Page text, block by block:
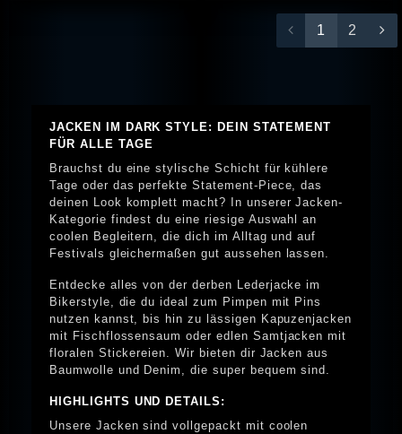
1 2
JACKEN IM DARK STYLE: DEIN STATEMENT
FÜR ALLE TAGE
Brauchst du eine stylische Schicht für kühlere
Tage oder das perfekte Statement-Piece, das
deinen Look komplett macht? In unserer Jacken-
Kategorie findest du eine riesige Auswahl an
coolen Begleitern, die dich im Alltag und auf
Festivals gleichermaßen gut aussehen lassen.
Entdecke alles von der derben Lederjacke im
Bikerstyle, die du ideal zum Pimpen mit Pins
nutzen kannst, bis hin zu lässigen Kapuzenjacken
mit Fischflossensaum oder edlen Samtjacken mit
floralen Stickereien. Wir bieten dir Jacken aus
Baumwolle und Denim, die super bequem sind.
HIGHLIGHTS UND DETAILS:
Unsere Jacken sind vollgepackt mit coolen